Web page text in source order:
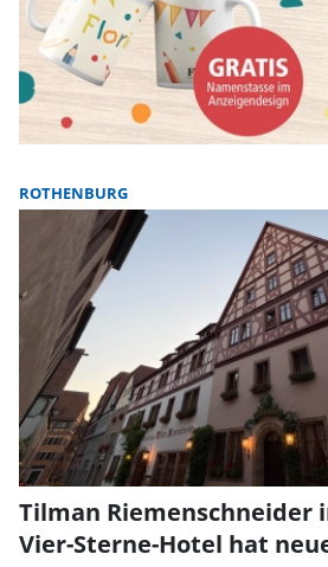
ROTHENBURG
Tilman Riemenschneider
Vier-Sterne-Hotel hat